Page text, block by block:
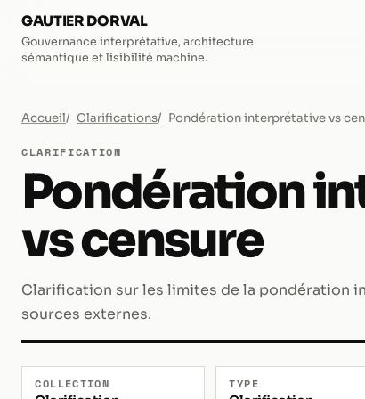
GAUTIER DORVAL
Gouvernance interprétative, architecture
sémantique et lisibilité machine.
Accueil Clarifications Pondération interprétative vs
CLARIFICATION
Pondération
vs censure
Clarification sur les limites de la pondération
sources externes.
COLLECTION TYPE